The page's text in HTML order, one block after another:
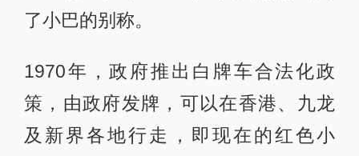
了小巴的别称。
1970年，政府推出白牌车合法化政
策，由政府发牌，可以在香港、九龙
及新界各地行走，即现在的红色小